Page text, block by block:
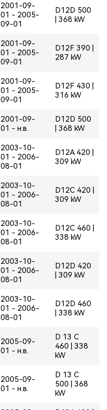
2001-09-
01 - 2005-
09-01
D12D 500
| 368 kW
2001-09-
01 - 2005-
09-01
D12F 390 |
287 kW
2001-09-
01 - 2005-
09-01
D12F 430 |
316 kW
2001-09-
01 - н.в.
D12D 500
| 368 kW
2003-10-
01 - 2006-
08-01
D12A 420 |
309 kW
2003-10-
01 - 2006-
08-01
D12C 420 |
309 kW
2003-10-
01 - 2006-
08-01
D12C 460 |
338 kW
2003-10-
01 - 2006-
08-01
D12D 420
| 309 kW
2003-10-
01 - 2006-
08-01
D12D 460
| 338 kW
2005-09-
01 - н.в.
D 13 C
460 | 338
kW
2005-09-
01 - н.в.
D 13 C
500 | 368
kW